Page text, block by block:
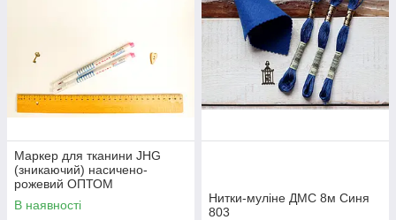
Маркер для тканини JHG
(зникаючий) насичено-
рожевий ОПТОМ
В наявності
Нитки-муліне ДМС 8м Синя
803